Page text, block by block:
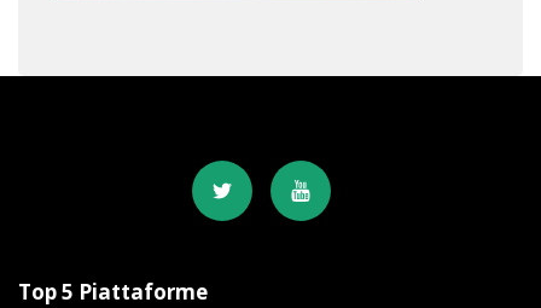
Top 5 Piattaforme